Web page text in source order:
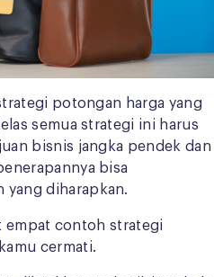
potongan harga yang
semua strategi ini harus
bisnis jangka pendek dan
bisa
yang diharapkan.
empat contoh strategi
cermati.